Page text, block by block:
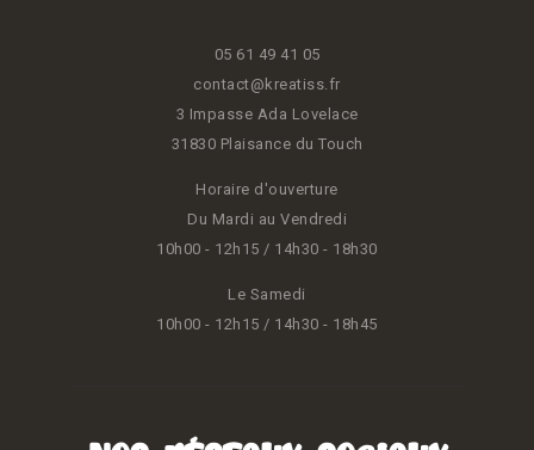
05 61 49 41 05
contact@kreatiss.fr
3 Impasse Ada Lovelace
31830 Plaisance du Touch
Horaire d'ouverture
Du Mardi au Vendredi
10h00 - 12h15 / 14h30 - 18h30
Le Samedi
10h00 - 12h15 / 14h30 - 18h45